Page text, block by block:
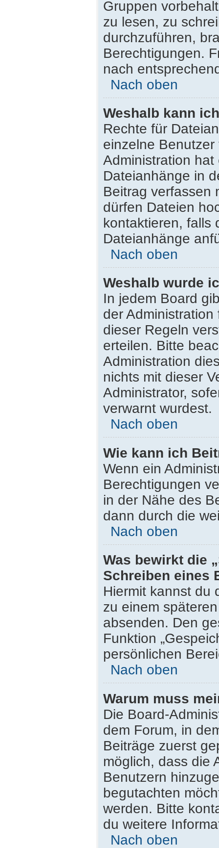
Gruppen
zu lesen, zu
durchzuführen,
Berechtigungen.
nach
Nach oben
Weshalb kann
Rechte für
einzelne
Administration
Dateianhänge in
Beitrag verfassen
dürfen Dateien
kontaktieren, falls
Dateianhänge
Nach oben
Weshalb wurde
In jedem Board
der
dieser Regeln
erteilen. Bitte
Administration
nichts mit dieser
Administrator,
verwarnt wurdest.
Nach oben
Wie kann ich
Wenn ein
Berechtigungen
in der Nähe des
dann durch die
Nach oben
Was bewirkt die
Schreiben eines
Hiermit kannst du
zu einem
absenden. Den
Funktion
persönlichen
Nach oben
Warum muss
Die Board-
dem Forum, in
Beiträge zuerst
möglich, dass die
Benutzern
begutachten
werden. Bitte
du weitere
Nach oben